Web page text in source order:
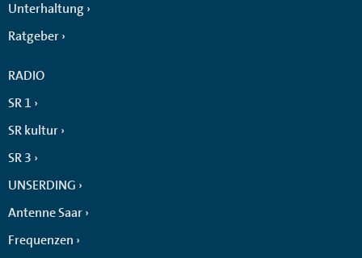
Unterhaltung
Ratgeber
RADIO
SR 1
SR kultur
SR 3
UNSERDING
Antenne Saar
Frequenzen